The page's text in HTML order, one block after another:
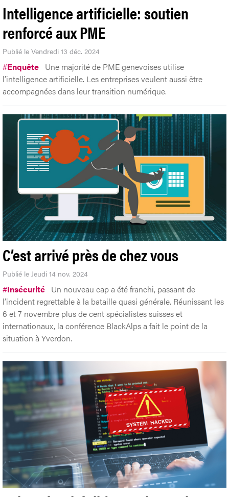
Intelligence artificielle: soutien
renforcé aux PME
Publié le Vendredi 13 déc. 2024
#Enquête Une majorité de PME genevoises utilise
l’intelligence artificielle. Les entreprises veulent aussi être
accompagnées dans leur transition numérique.
C’est arrivé près de chez vous
Publié le Jeudi 14 nov. 2024
#Insécurité Un nouveau cap a été franchi, passant de
l’incident regrettable à la bataille quasi générale. Réunissant les
6 et 7 novembre plus de cent spécialistes suisses et
internationaux, la conférence BlackAlps a fait le point de la
situation à Yverdon.